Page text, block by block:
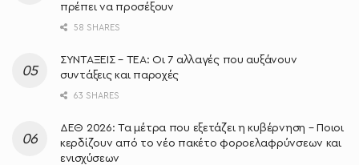
πρέπει να προσέξουν
58 SHARES
ΣΥΝΤΑΞΕΙΣ – ΤΕΑ: Οι 7 αλλαγές που αυξάνουν
συντάξεις και παροχές
63 SHARES
ΔΕΘ 2026: Τα μέτρα που εξετάζει η κυβέρνηση – Ποιοι
κερδίζουν από το νέο πακέτο φοροελαφρύνσεων και
ενισχύσεων